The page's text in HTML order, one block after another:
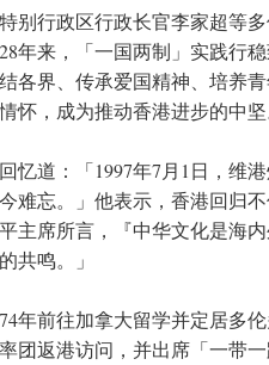
别行政区行政长官李家超等
年来，「一国两制」实践行
各界、传承爱国精神、培养
怀，成为推动香港进步的中
忆道：「1997年7月1日，维
难忘。」他表示，香港回归
主席所言，『中华文化是海
共鸣。」
年前往加拿大留学并定居多
团返港访问，并出席「一带